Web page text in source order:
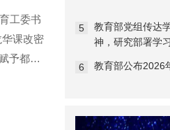
工委书
课改密
予都市
发展，
育工委
5
教育部党组传达
神，研究部署学
6 教育部公布2026